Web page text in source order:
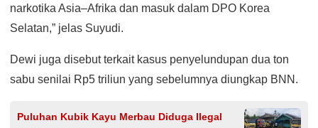
narkotika Asia–Afrika dan masuk dalam DPO Korea
Selatan,” jelas Suyudi.
Dewi juga disebut terkait kasus penyelundupan dua ton
sabu senilai Rp5 triliun yang sebelumnya diungkap BNN.
Puluhan Kubik Kayu Merbau Diduga Ilegal